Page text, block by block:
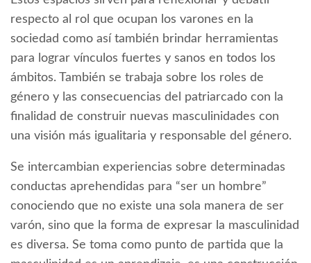
respecto al rol que ocupan los varones en la
sociedad como así también brindar herramientas
para lograr vínculos fuertes y sanos en todos los
ámbitos. También se trabaja sobre los roles de
género y las consecuencias del patriarcado con la
finalidad de construir nuevas masculinidades con
una visión más igualitaria y responsable del género.
Se intercambian experiencias sobre determinadas
conductas aprehendidas para “ser un hombre”
conociendo que no existe una sola manera de ser
varón, sino que la forma de expresar la masculinidad
es diversa. Se toma como punto de partida que la